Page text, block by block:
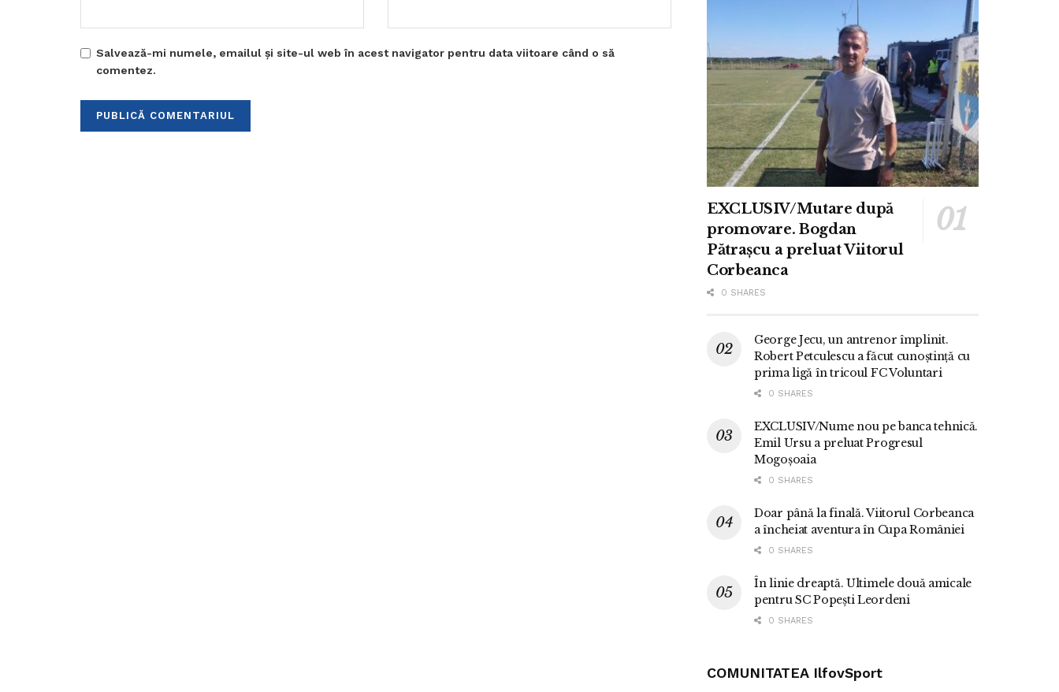
Salvează-mi numele, emailul și site-ul web în acest navigator pentru data viitoare când o să
comentez.
EXCLUSIV/Mutare după
promovare. Bogdan
Pătrașcu a preluat Viitorul
Corbeanca
0 SHARES
George Jecu, un antrenor împlinit.
Robert Petculescu a făcut cunoștință cu
prima ligă în tricoul FC Voluntari
0 SHARES
EXCLUSIV/Nume nou pe banca tehnică.
Emil Ursu a preluat Progresul
Mogoșoaia
0 SHARES
Doar până la finală. Viitorul Corbeanca
a încheiat aventura în Cupa României
0 SHARES
În linie dreaptă. Ultimele două amicale
pentru SC Popești Leordeni
0 SHARES
COMUNITATEA IlfovSport